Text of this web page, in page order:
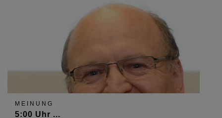
MEINUNG
5:00 Uhr ...